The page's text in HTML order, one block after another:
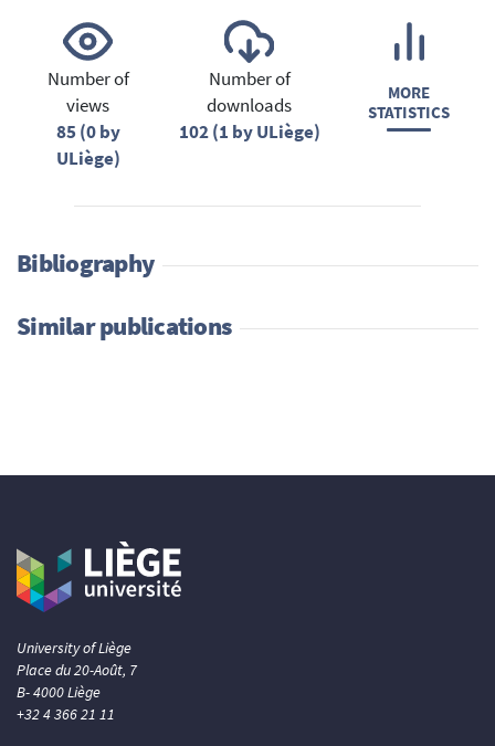
Number of
views
85 (0 by
ULiège)
Number of
downloads
102 (1 by ULiège)
MORE
STATISTICS
Bibliography
Similar publications
University of Liège
Place du 20-Août, 7
B- 4000 Liège
+32 4 366 21 11